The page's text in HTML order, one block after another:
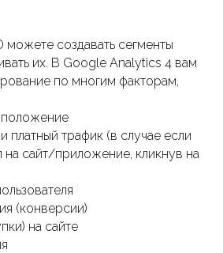
создавать сегменты
их. В Google Analytics 4 вам
по многим факторам,
платный трафик (в случае если
на сайт/приложение, кликнув на
(конверсии)
на сайте